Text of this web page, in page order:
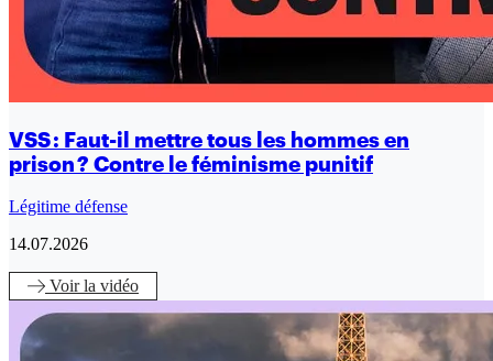
VSS : Faut-il mettre tous les hommes en
prison ? Contre le féminisme punitif
Légitime défense
14.07.2026
Voirla vidéo